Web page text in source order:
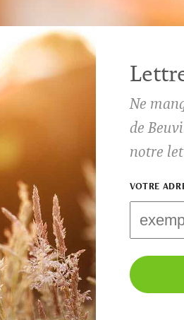
Ne
de
notre
VOTRE